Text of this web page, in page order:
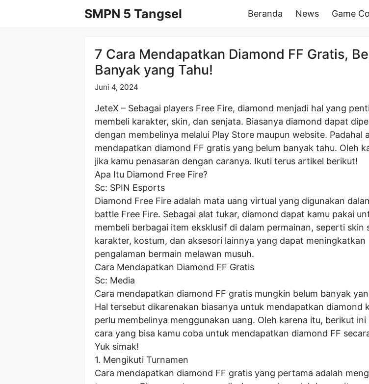
SMPN 5 Tangsel Beranda News Game
7 Cara Mendapatkan Diamond FF Gratis,
Banyak yang Tahu!
Juni 4, 2024
JeteX – Sebagai players Free Fire, diamond menjadi hal yang
membeli karakter, skin, dan senjata. Biasanya diamond dapat
dengan membelinya melalui Play Store maupun website. Padahal
mendapatkan diamond FF gratis yang belum banyak tahu. Oleh
jika kamu penasaran dengan caranya. Ikuti terus artikel berikut!
Apa Itu Diamond Free Fire?
Sc: SPIN Esports
Diamond Free Fire adalah mata uang virtual yang digunakan
battle Free Fire. Sebagai alat tukar, diamond dapat kamu pakai
membeli berbagai item eksklusif di dalam permainan, seperti skin
karakter, kostum, dan aksesori lainnya yang dapat meningkatkan
pengalaman bermain melawan musuh.
Cara Mendapatkan Diamond FF Gratis
Sc: Media
Cara mendapatkan diamond FF gratis mungkin belum banyak
Hal tersebut dikarenakan biasanya untuk mendapatkan diamond
perlu membelinya menggunakan uang. Oleh karena itu, berikut ini
cara yang bisa kamu coba untuk mendapatkan diamond FF
Yuk simak!
1. Mengikuti Turnamen
Cara mendapatkan diamond FF gratis yang pertama adalah